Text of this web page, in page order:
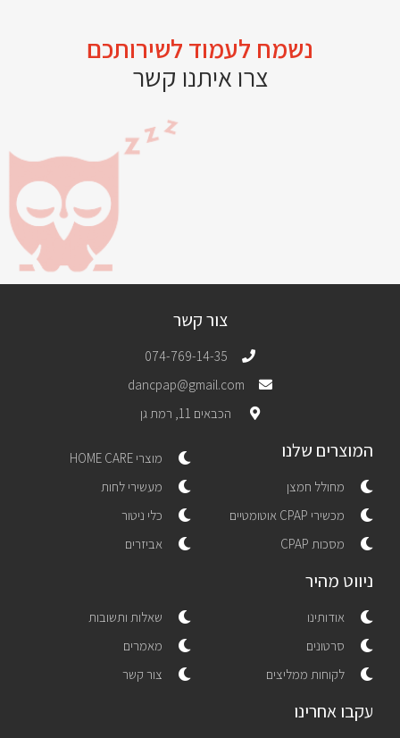
נשמח לעמוד לשירותכם
צרו איתנו קשר
צור קשר
074-769-14-35
dancpap@gmail.com
הכבאים 11, רמת גן
המוצרים שלנו
מחולל חמצן
מכשירי CPAP אוטומטיים
מסכות CPAP
מוצרי HOME CARE
מעשירי לחות
כלי ניטור
אביזרים
ניווט מהיר
אודותינו
סרטונים
לקוחות ממליצים
שאלות ותשובות
מאמרים
צור קשר
עקבו אחרינו